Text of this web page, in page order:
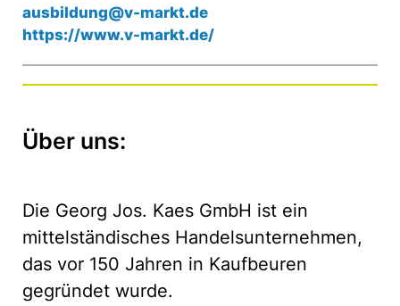
ausbildung@v-markt.de
https://www.v-markt.de/
Über uns:
Die Georg Jos. Kaes GmbH ist ein
mittelständisches Handelsunternehmen,
das vor 150 Jahren in Kaufbeuren
gegründet wurde.